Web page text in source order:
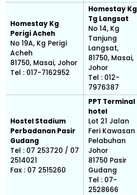
Homestay Kg
Perigi Acheh
No 19A, Kg Perigi
Acheh
81750, Masai, Johor
Tel : 017-7162952
Homestay Kg
Tg Langsat
No 14, Kg
Tanjung
Langsat,
81750, Masai,
Johor
Tel : 012-
7976387
Hostel Stadium
Perbadanan Pasir
Gudang
Tel : 07 253720 / 07
2514021
Fax : 07 2515260
PPT Terminal
hotel
Lot 21 Jalan
Feri Kawasan
Pelabuhan
Johor
81750 Pasir
Gudang
Tel : 07-
2528666